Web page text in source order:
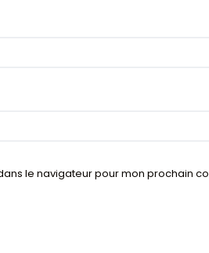
le navigateur pour mon prochain